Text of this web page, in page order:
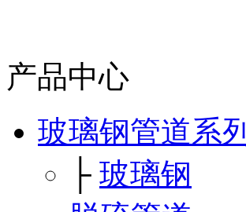
产品中心
玻璃钢管道系列
├ 玻璃钢